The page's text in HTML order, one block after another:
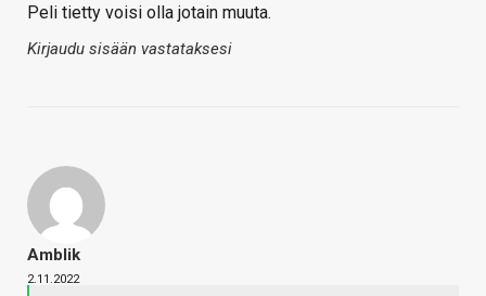
Peli tietty voisi olla jotain muuta.
Kirjaudu sisään vastataksesi
Amblik
2.11.2022